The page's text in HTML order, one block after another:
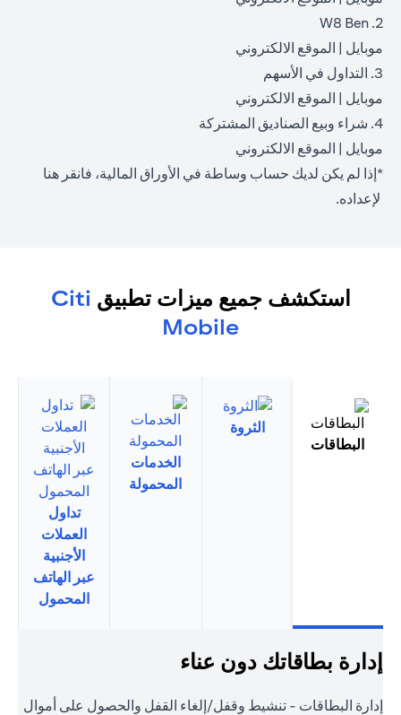
2. W8 Ben
موبايل opens in a new tab| الموقع الالكتروني
3. التداول في الأسهم
موبايل opens in a new tab| الموقع الالكتروني
4. شراء وبيع الصناديق المشتركة
موبايل opens in a new tab| الموقع الالكتروني
*إذا لم يكن لديك حساب وساطة في الأوراق المالية، فانقر هنا
opens in a new tab
لإعداده.
استكشف جميع ميزات تطبيق Citi
Mobile
البطاقات
الثروة
الخدمات
المحمولة
تداول
العملات
الأجنبية
عبر الهاتف
المحمول
إدارة بطاقاتك دون عناء
إدارة البطاقات - تنشيط وقفل/إلغاء القفل والحصول على أموال